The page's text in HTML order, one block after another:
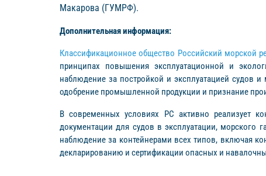
Макарова (ГУМРФ).
Дополнительная информация:
Классификационное общество Российский морской
принципах повышения эксплуатационной и
наблюдение за постройкой и эксплуатацией судов
одобрение промышленной продукции и признание
В современных условиях РС активно реализует
документации для судов в эксплуатации, морского
наблюдение за контейнерами всех типов, включая
декларированию и сертификации опасных и